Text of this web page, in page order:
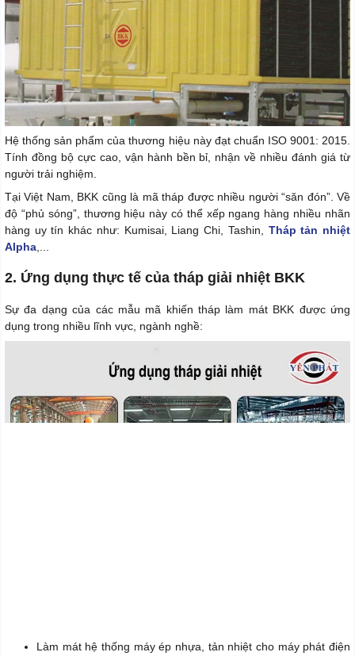
Hệ thống sản phẩm của thương hiệu này đạt chuẩn ISO 9001: 2015.
Tính đồng bộ cực cao, vận hành bền bỉ, nhận về nhiều đánh giá từ
người trải nghiệm.
Tại Việt Nam, BKK cũng là mã tháp được nhiều người “săn đón”. Về
độ “phủ sóng”, thương hiệu này có thể xếp ngang hàng nhiều nhãn
hàng uy tín khác như: Kumisai, Liang Chi, Tashin, Tháp tản nhiệt
Alpha
2. Ứng dụng thực tế của tháp giải nhiệt BKK
Sự đa dạng của các mẫu mã khiến tháp làm mát BKK được ứng
dụng trong nhiều lĩnh vực, ngành nghề:
Làm mát hệ thống máy ép nhựa, tản nhiệt cho máy phát điện